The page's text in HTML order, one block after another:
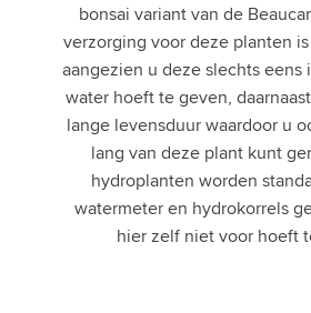
bonsai variant van de
verzorging voor deze planten
aangezien u deze slechts eens
water hoeft te geven,
lange levensduur waardoor u
lang van deze plant kunt
hydroplanten worden
watermeter en hydrokorrels
hier zelf niet voor hoeft